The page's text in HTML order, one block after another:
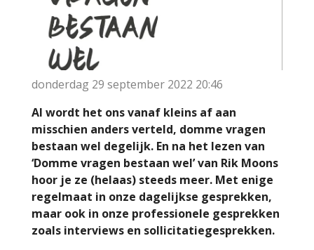
donderdag 29 september 2022 20:46
Al wordt het ons vanaf kleins af aan
misschien anders verteld, domme vragen
bestaan wel degelijk. En na het lezen van
‘Domme vragen bestaan wel’ van Rik Moons
hoor je ze (helaas) steeds meer. Met enige
regelmaat in onze dagelijkse gesprekken,
maar ook in onze professionele gesprekken
zoals interviews en sollicitatiegesprekken.